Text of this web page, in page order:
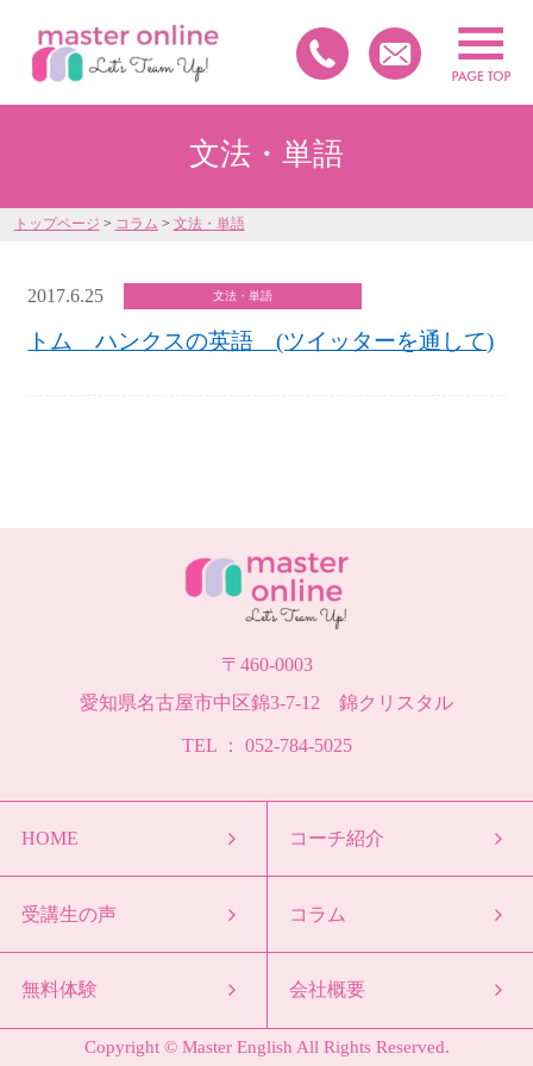
文法・単語
トップページ > コラム > 文法・単語
2017.6.25 文法・単語
トム ハンクスの英語 (ツイッターを通して)
〒460-0003
愛知県名古屋市中区錦3-7-12 錦クリスタル
TEL ： 052-784-5025
HOME コーチ紹介
受講生の声 コラム
無料体験 会社概要
Copyright © Master English All Rights Reserved.